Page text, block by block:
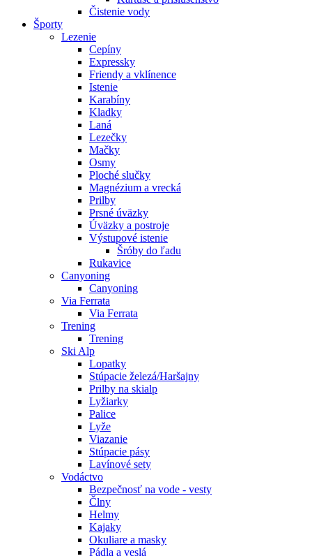
Čistenie vody
Športy
Lezenie
Cepíny
Expressky
Friendy a vklínence
Istenie
Karabíny
Kladky
Laná
Lezečky
Mačky
Osmy
Ploché slučky
Magnézium a vrecká
Prilby
Prsné úväzky
Úväzky a postroje
Výstupové istenie
Šróby do ľadu
Rukavice
Canyoning
Canyoning
Via Ferrata
Via Ferrata
Trening
Trening
Ski Alp
Lopatky
Stúpacie železá/Haršajny
Prilby na skialp
Lyžiarky
Palice
Lyže
Viazanie
Stúpacie pásy
Lavínové sety
Vodáctvo
Bezpečnosť na vode - vesty
Člny
Helmy
Kajaky
Okuliare a masky
Pádla a veslá